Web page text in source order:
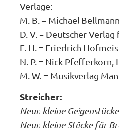
Verlage:
M. B. = Michael
D. V. = Deutscher
F. H. = Friedrich
N. P. = Nick Pfefferkorn,
M. W. = Musikverlag
Streicher:
Neun kleine
Neun kleine Stücke für